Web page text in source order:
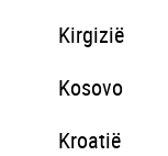
Kirgizië
Kosovo
Kroatië